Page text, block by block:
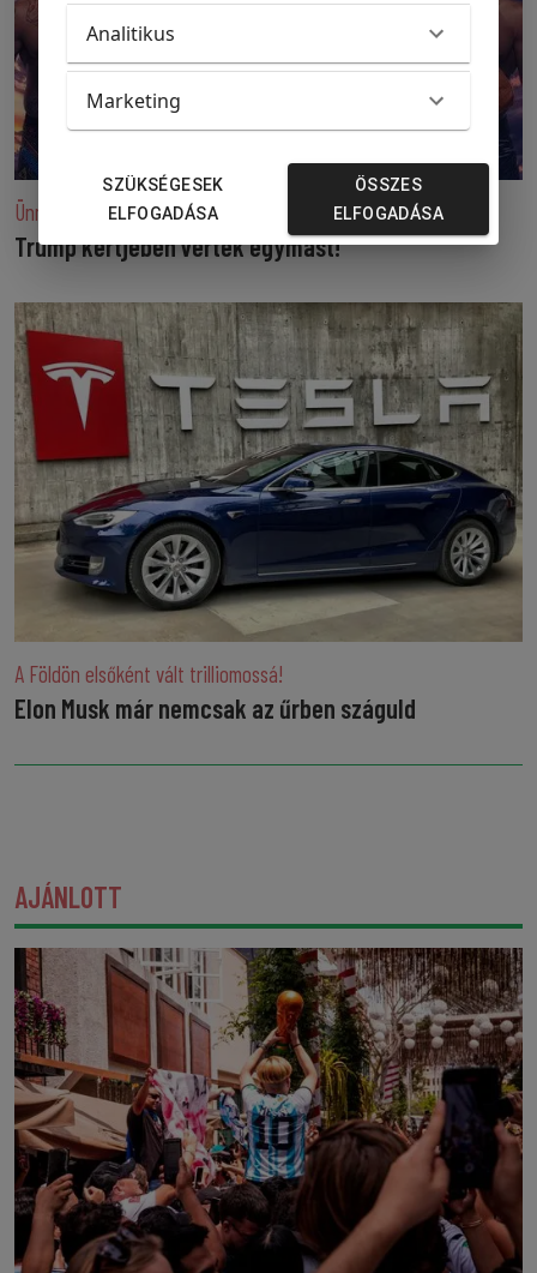
Ünnepi ketrecharc-viadal a Fehér Ház gyepén
Trump kertjében verték egymást!
A Földön elsőként vált trilliomossá!
Elon Musk már nemcsak az űrben száguld
AJÁNLOTT
Analitikus
Marketing
SZÜKSÉGESEK
ELFOGADÁSA
ÖSSZES
ELFOGADÁSA